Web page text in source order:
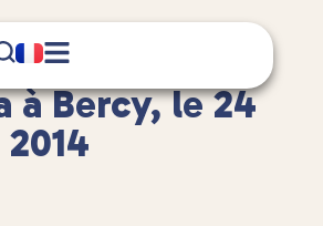
à Bercy, le 24